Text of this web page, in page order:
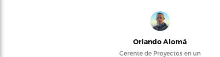
Orlando Alomá
Gerente de Proyectos en un